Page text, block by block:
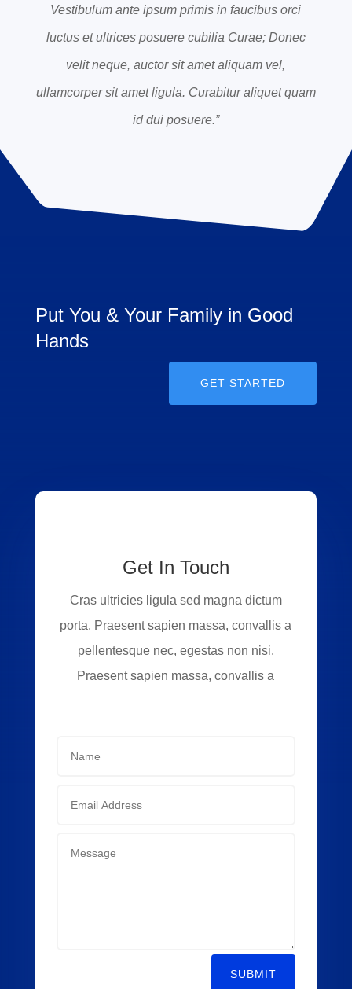
Vestibulum ante ipsum primis in faucibus orci
luctus et ultrices posuere cubilia Curae; Donec
velit neque, auctor sit amet aliquam vel,
ullamcorper sit amet ligula. Curabitur aliquet quam
id dui posuere.”
Put You & Your Family in Good
Hands
GET STARTED
Get In Touch
Cras ultricies ligula sed magna dictum
porta. Praesent sapien massa, convallis a
pellentesque nec, egestas non nisi.
Praesent sapien massa, convallis a
SUBMIT